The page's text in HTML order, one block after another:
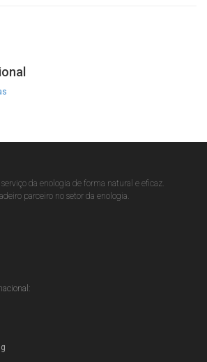
da enologia de forma natural e eficaz.
parceiro no setor da enologia.